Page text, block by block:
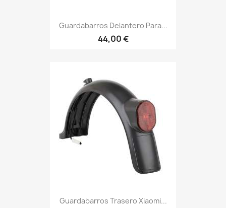
Guardabarros Delantero Para...
44,00 €
Guardabarros Trasero Xiaomi...